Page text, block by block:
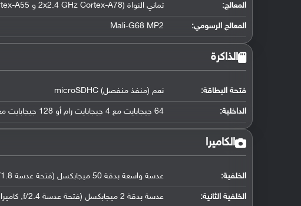
المعالج: ثماني النواة (2x2.4 GHz Cortex-A78 و 6x2.0 GHz Cortex-A55)
المعالج الرسومي:
Mali-G68 MP2
الذاكرة
فتحة البطاقة: نعم (منفذ منفصل) microSDHC
الداخلية: 64 جيجابايت مع 4 جيجابايت رام أو 128 جيجابايت مع 4 جيجابايت رام أو 128 جيجابايت مع 6 جيجابايت رام
الكاميرا
الخلفية: عدسة واسعة بدقة 50 ميجابكسل (فتحة عدسة f/1.8, كشف تلقائي لضبط بؤرة العدسة)
الخلفية الثانية: عدسة بدقة 2 ميجابكسل (فتحة عدسة f/2.4, كاميرا ماكرو مخصصة)